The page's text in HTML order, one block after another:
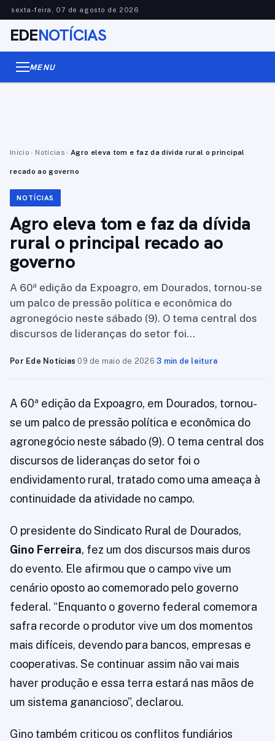
sexta-feira, 07 de agosto de 2026
EDENOTÍCIAS
MENU
Início › Notícias › Agro eleva tom e faz da dívida rural o principal
recado ao governo
NOTÍCIAS
Agro eleva tom e faz da dívida
rural o principal recado ao
governo
A 60ª edição da Expoagro, em Dourados, tornou-se
um palco de pressão política e econômica do
agronegócio neste sábado (9). O tema central dos
discursos de lideranças do setor foi…
Por Ede Notícias·09 de maio de 2026·3 min de leitura
A 60ª edição da Expoagro, em Dourados, tornou-
se um palco de pressão política e econômica do
agronegócio neste sábado (9). O tema central dos
discursos de lideranças do setor foi o
endividamento rural, tratado como uma ameaça à
continuidade da atividade no campo.
O presidente do Sindicato Rural de Dourados,
Gino Ferreira, fez um dos discursos mais duros
do evento. Ele afirmou que o campo vive um
cenário oposto ao comemorado pelo governo
federal. “Enquanto o governo federal comemora
safra recorde o produtor vive um dos momentos
mais difíceis, devendo para bancos, empresas e
cooperativas. Se continuar assim não vai mais
haver produção e essa terra estará nas mãos de
um sistema ganancioso”, declarou.
Gino também criticou os conflitos fundiários